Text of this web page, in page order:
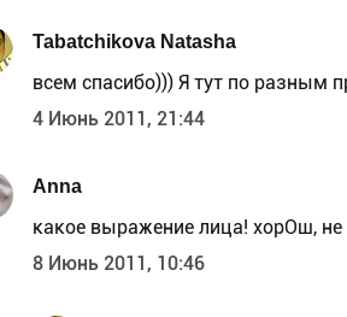
Tabatchikova Natasha
всем спасибо))) Я тут по разным
4 Июнь 2011, 21:44
Anna
какое выражение лица! хорОш, не
8 Июнь 2011, 10:46